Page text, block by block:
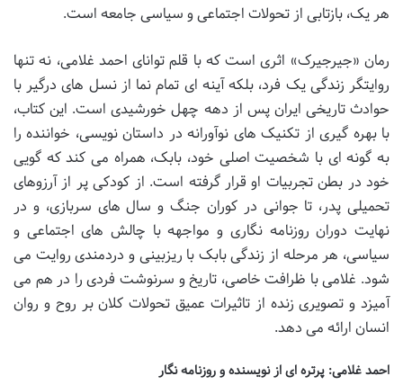
هر یک، بازتابی از تحولات اجتماعی و سیاسی جامعه است.
رمان «جیرجیرک» اثری است که با قلم توانای احمد غلامی، نه تنها
روایتگر زندگی یک فرد، بلکه آینه ای تمام نما از نسل های درگیر با
حوادث تاریخی ایران پس از دهه چهل خورشیدی است. این کتاب،
با بهره گیری از تکنیک های نوآورانه در داستان نویسی، خواننده را
به گونه ای با شخصیت اصلی خود، بابک، همراه می کند که گویی
خود در بطن تجربیات او قرار گرفته است. از کودکی پر از آرزوهای
تحمیلی پدر، تا جوانی در کوران جنگ و سال های سربازی، و در
نهایت دوران روزنامه نگاری و مواجهه با چالش های اجتماعی و
سیاسی، هر مرحله از زندگی بابک با ریزبینی و دردمندی روایت می
شود. غلامی با ظرافت خاصی، تاریخ و سرنوشت فردی را در هم می
آمیزد و تصویری زنده از تاثیرات عمیق تحولات کلان بر روح و روان
انسان ارائه می دهد.
احمد غلامی: پرتره ای از نویسنده و روزنامه نگار